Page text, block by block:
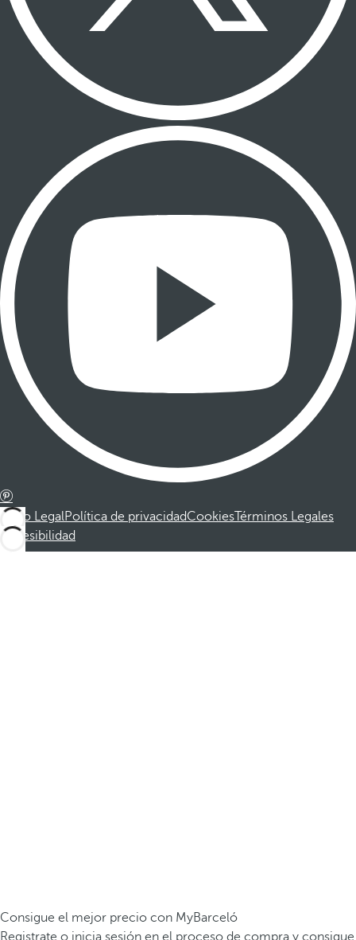
Aviso LegalPolítica de privacidadCookiesTérminos Legales
Accesibilidad
Consigue el mejor precio con MyBarceló
Registrate o inicia sesión en el proceso de compra y consigue